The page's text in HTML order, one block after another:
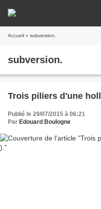
Accueil » subversion.
subversion.
Trois piliers d'une
Publié le 29/07/2015 à 06:21
Par Edouard Boulogne